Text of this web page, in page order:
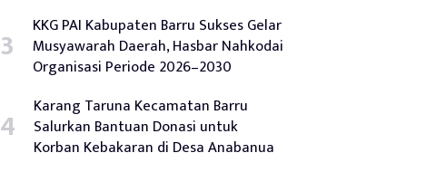
KKG PAI Kabupaten Barru Sukses Gelar
Musyawarah Daerah, Hasbar Nahkodai
Organisasi Periode 2026–2030
Karang Taruna Kecamatan Barru
Salurkan Bantuan Donasi untuk
Korban Kebakaran di Desa Anabanua